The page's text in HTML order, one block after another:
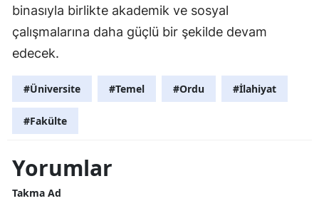
binasıyla birlikte akademik ve sosyal
çalışmalarına daha güçlü bir şekilde devam
edecek.
#Üniversite #Temel #Ordu #İlahiyat
#Fakülte
Yorumlar
Takma Ad